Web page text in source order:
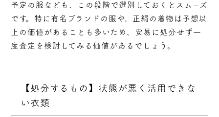
予定の服なども、この段階で選別しておくとスムーズ
です。特に有名ブランドの服や、正絹の着物は予想以
上の価値があることも多いため、安易に処分せず一
度査定を検討してみる価値があるでしょう。
【処分するもの】状態が悪く活用できな
い衣類